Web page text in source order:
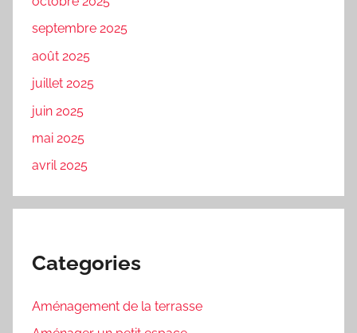
septembre 2025
août 2025
juillet 2025
juin 2025
mai 2025
avril 2025
Categories
Aménagement de la terrasse